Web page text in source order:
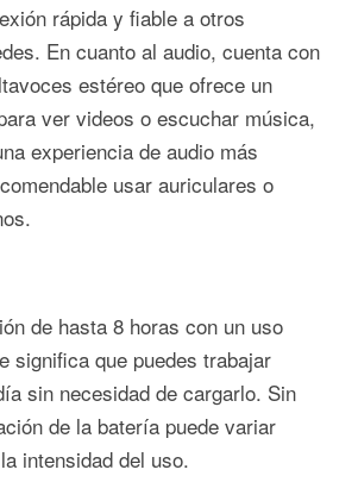
rápida y fiable a otros
En cuanto al audio, cuenta con
estéreo que ofrece un
ver videos o escuchar música,
experiencia de audio más
usar auriculares o
de hasta 8 horas con un uso
significa que puedes trabajar
sin necesidad de cargarlo. Sin
de la batería puede variar
intensidad del uso.